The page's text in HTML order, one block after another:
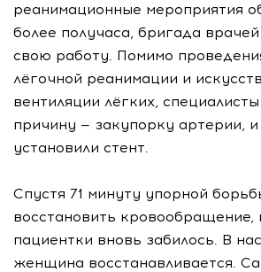
реанимационные мероприятия
более получаса, бригада
свою работу. Помимо
лёгочной реанимации и
вентиляции лёгких,
причину — закупорку артерии,
установили стент.
Спустя 71 минуту упорной
восстановить кровообращение,
пациентки вновь забилось. В
женщина восстанавливается.